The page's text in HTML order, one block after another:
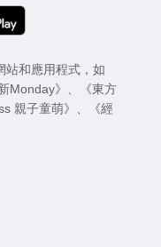
站和應用程式，如
Monday》
《東方
親子童萌》
《經